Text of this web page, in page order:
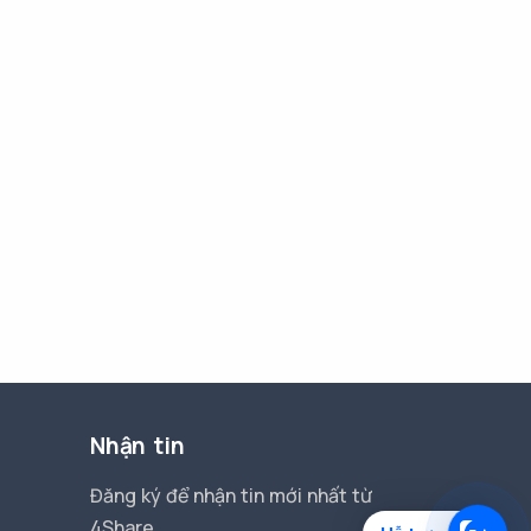
Nhận tin
Đăng ký để nhận tin mới nhất từ